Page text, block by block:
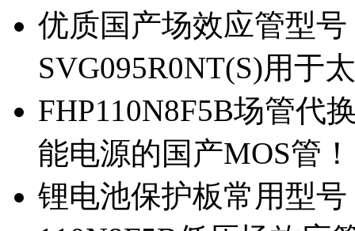
优质国产场效应管型
SVG095R0NT(S)用于
FHP110N8F5B场管代
能电源的国产MOS管！
锂电池保护板常用型